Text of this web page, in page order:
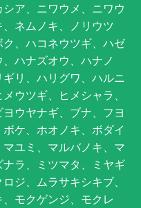
ア、ニワウメ、ニワウ
ネムノキ、ノリウツ
、ハコネウツギ、ハゼ
ハナズオウ、ハナノ
リ、ハリグワ、ハルニ
ウツギ、ヒメシャラ、
ウヤナギ、ブナ、フヨ
ケ、ホオノキ、ボダイ
ユミ、マルバノキ、マ
ラ、ミツマタ、ミヤギ
ジ、ムラサキシキブ、
モクゲンジ、モクレ